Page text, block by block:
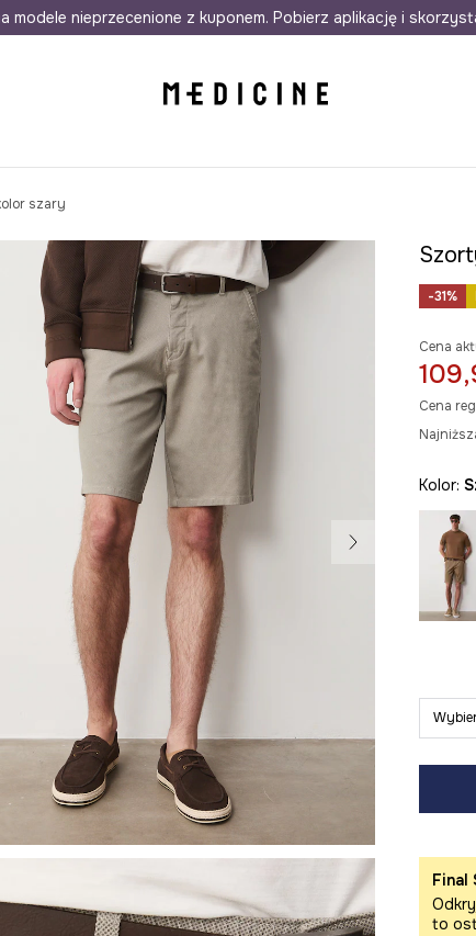
w 24h Darmowa dostawa do salonów 30
modele nieprzecenione z kuponem. Pobierz aplikację i
szary
-31%
Cena
Cena
Kolor:
Final
to